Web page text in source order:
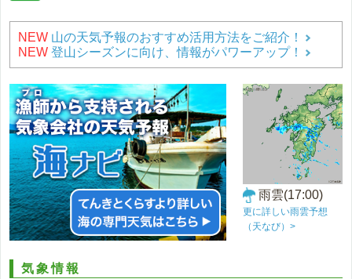
NEW 山の天気予報のおすすめ活用方法をご紹介！
NEW 登山シーズンに向け、情報がパワーアップ！
雨雲(17:00)
更に詳しい雨雲予想
（天なび）>
気象情報